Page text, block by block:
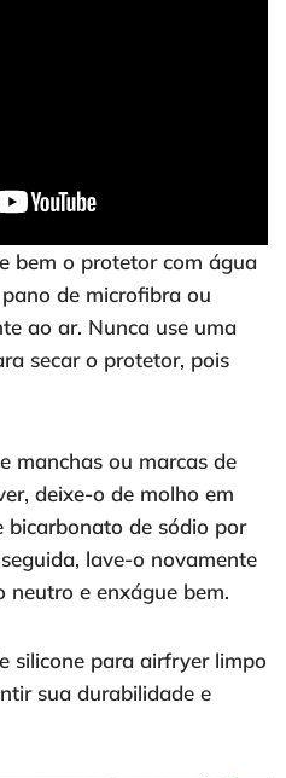
bem o protetor com água
de microfibra ou
ao ar. Nunca use uma
secar o protetor, pois
manchas ou marcas de
deixe-o de molho em
bicarbonato de sódio por
lave-o novamente
neutro e enxágue bem.
silicone para airfryer limpo
sua durabilidade e